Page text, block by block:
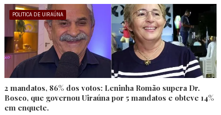
POLITICA DE UIRAÚNA
2 mandatos, 86% dos votos: Leninha Romão supera Dr.
Bosco, que governou Uiraúna por 5 mandatos e obteve 14%
em enquete.